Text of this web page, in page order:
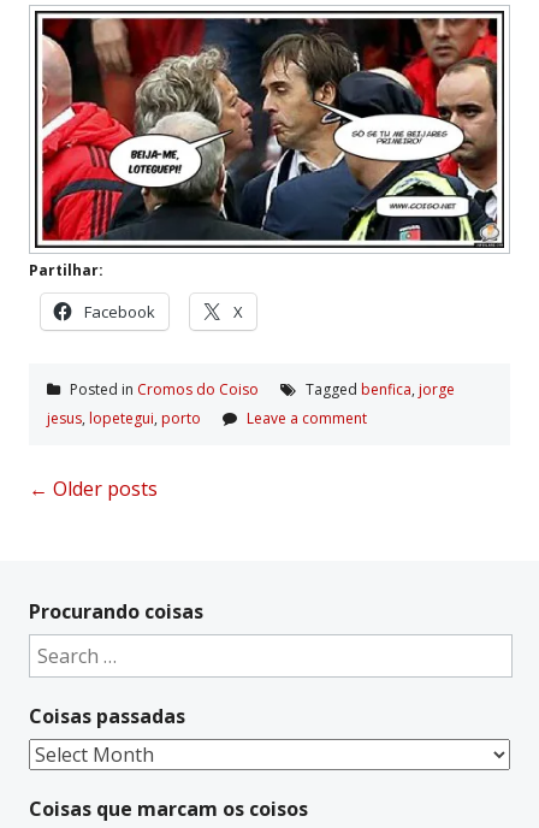
Partilhar:
Facebook X
Posted in Cromos do Coiso Tagged benfica, jorge
jesus, lopetegui, porto Leave a comment
Posts
← Older posts
Procurando coisas
Search
for:
Coisas passadas
Coisas
Coisas que marcam os coisos